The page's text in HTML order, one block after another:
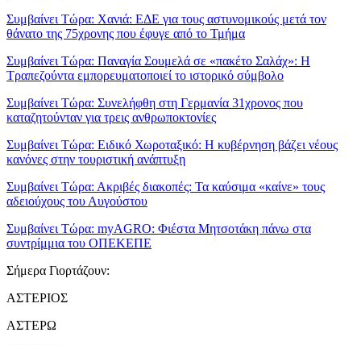
Συμβαίνει Τώρα: Χανιά: ΕΔΕ για τους αστυνομικούς μετά τον
θάνατο της 75χρονης που έφυγε από το Τμήμα
Συμβαίνει Τώρα: Παναγία Σουμελά σε «πακέτο Σαλάχ»: Η
Τραπεζούντα εμπορευματοποιεί το ιστορικό σύμβολο
Συμβαίνει Τώρα: Συνελήφθη στη Γερμανία 31χρονος που
καταζητούνταν για τρεις ανθρωποκτονίες
Συμβαίνει Τώρα: Ειδικό Χωροταξικό: Η κυβέρνηση βάζει νέους
κανόνες στην τουριστική ανάπτυξη
Συμβαίνει Τώρα: Ακριβές διακοπές: Τα καύσιμα «καίνε» τους
αδειούχους του Αυγούστου
Συμβαίνει Τώρα: myAGRO: Φιέστα Μητσοτάκη πάνω στα
συντρίμμια του ΟΠΕΚΕΠΕ
Σήμερα Γιορτάζουν:
ΑΣΤΕΡΙΟΣ
ΑΣΤΕΡΩ